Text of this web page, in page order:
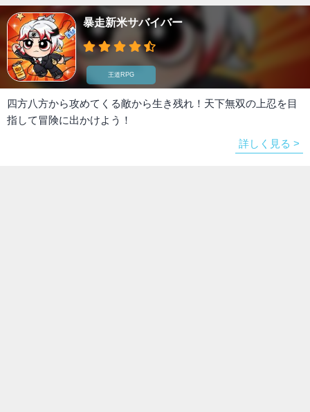
暴走新米サバイバー
王道RPG
四方八方から攻めてくる敵から生き残れ！天下無双の上忍を目
指して冒険に出かけよう！
詳しく見る >